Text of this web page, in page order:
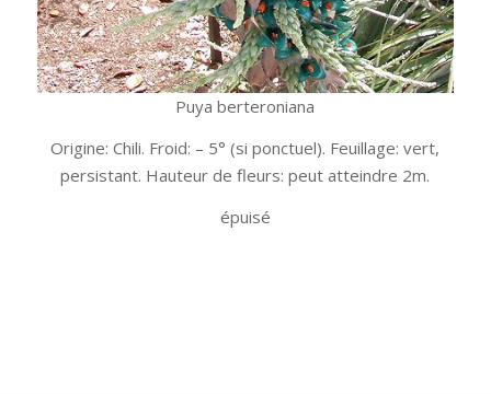
Puya berteroniana
Origine: Chili. Froid: – 5° (si ponctuel). Feuillage: vert,
persistant. Hauteur de fleurs: peut atteindre 2m.
épuisé